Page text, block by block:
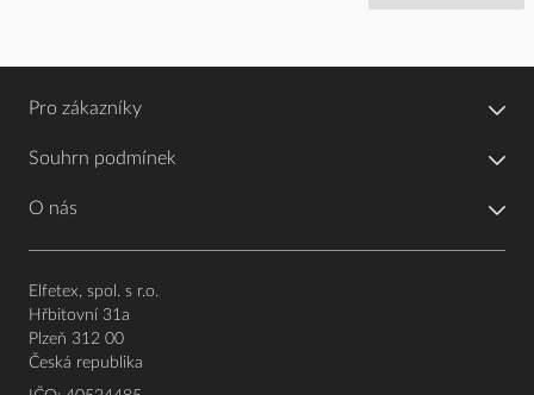
Pro zákazníky
Souhrn podmínek
O nás
Elfetex, spol. s r.o.
Hřbitovní 31a
Plzeň 312 00
Česká republika